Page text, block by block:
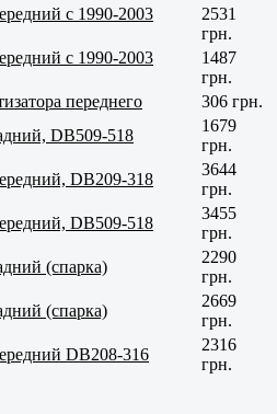
с 1990-2003
2531
грн.
с 1990-2003
1487
грн.
переднего
306 грн.
DB509-518
1679
грн.
DB209-318
3644
грн.
DB509-518
3455
грн.
(спарка)
2290
грн.
(спарка)
2669
грн.
DB208-316
2316
грн.